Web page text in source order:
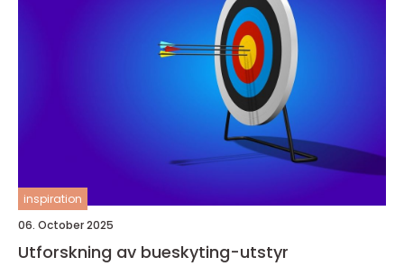
inspiration
06. October 2025
Utforskning av bueskyting-utstyr